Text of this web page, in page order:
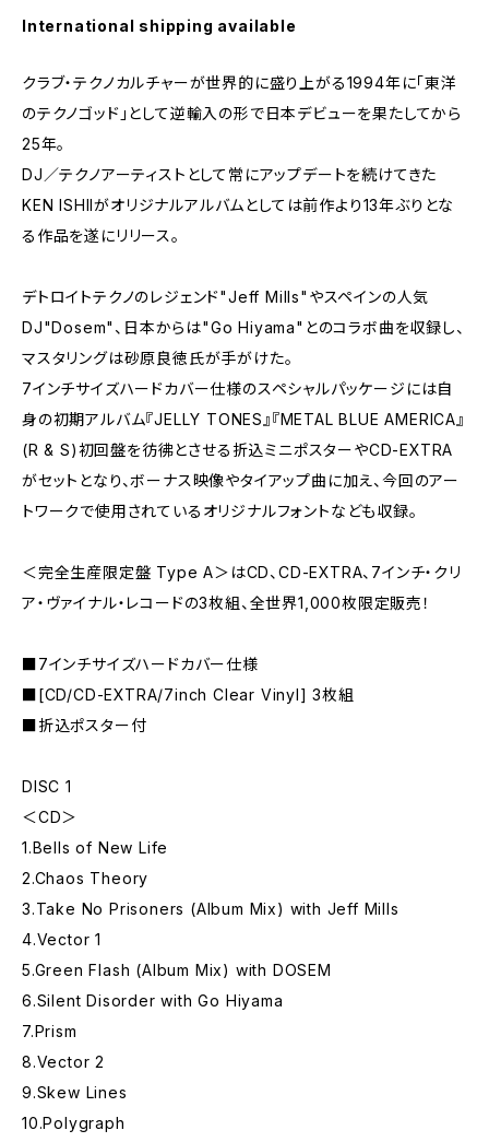
International shipping available
クラブ・テクノカルチャーが世界的に盛り上がる1994年に「東洋
のテクノゴッド」として逆輸入の形で日本デビューを果たしてから
25年。
DJ／テクノアーティストとして常にアップデートを続けてきた
KEN ISHIIがオリジナルアルバムとしては前作より13年ぶりとな
る作品を遂にリリース。
デトロイトテクノのレジェンド"Jeff Mills"やスペインの人気
DJ"Dosem"、日本からは"Go Hiyama"とのコラボ曲を収録し、
マスタリングは砂原良徳氏が手がけた。
7インチサイズハードカバー仕様のスペシャルパッケージには自
身の初期アルバム『JELLY TONES』『METAL BLUE AMERICA』
(R & S)初回盤を彷彿とさせる折込ミニポスターやCD-EXTRA
がセットとなり、ボーナス映像やタイアップ曲に加え、今回のアー
トワークで使用されているオリジナルフォントなども収録。
＜完全生産限定盤 Type A＞はCD、CD-EXTRA、7インチ・クリ
ア・ヴァイナル・レコードの3枚組、全世界1,000枚限定販売！
■7インチサイズハードカバー仕様
■[CD/CD-EXTRA/7inch Clear Vinyl] 3枚組
■折込ポスター付
DISC 1
＜CD＞
1.Bells of New Life
2.Chaos Theory
3.Take No Prisoners (Album Mix) with Jeff Mills
4.Vector 1
5.Green Flash (Album Mix) with DOSEM
6.Silent Disorder with Go Hiyama
7.Prism
8.Vector 2
9.Skew Lines
10.Polygraph